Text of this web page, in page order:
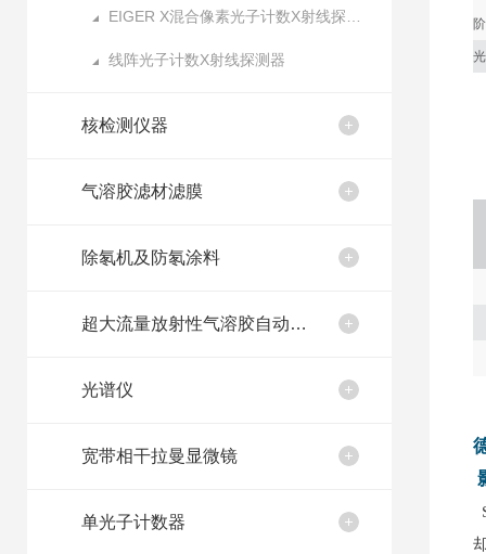
EIGER X混合像素光子计数X射线探测器
线阵光子计数X射线探测器
核检测仪器
气溶胶滤材滤膜
除氡机及防氡涂料
超大流量放射性气溶胶自动取样装置
光谱仪
宽带相干拉曼显微镜
单光子计数器